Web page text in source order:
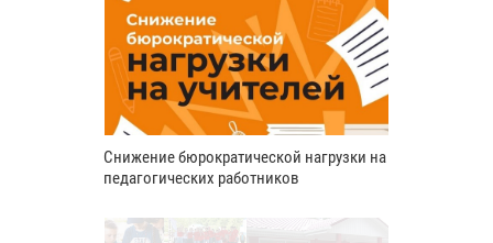
Снижение бюрократической нагрузки на
педагогических работников